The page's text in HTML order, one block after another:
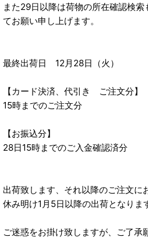
また29日以降は荷物の所在確認検
てお願い申し上げます。
最終出荷日 12月28日（火）
【カード決済、代引き ご注文分】
15時までのご注文分
【お振込分】
28日15時までのご入金確認済分
出荷致します、それ以降のご注文に
休み明け1月5日以降の出荷となりま
ご迷惑をお掛け致しますが、ご了承